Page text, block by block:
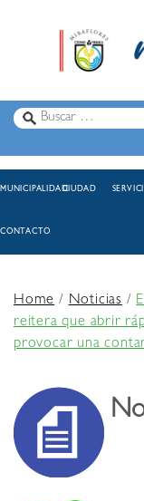
MUNICIPALIDADCIUDAD
CONTACTO
Home/Noticias /
reitera que abrir
provocar una